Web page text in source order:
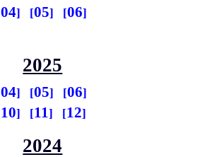
04 05
06
2025
04 05
06
10 11 12
2024